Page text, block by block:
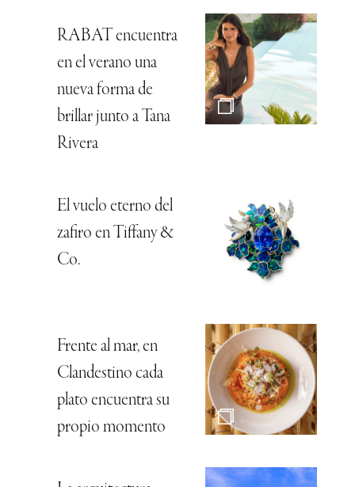
RABAT encuentra
en el verano una
nueva forma de
brillar junto a Tana
Rivera
El vuelo eterno del
zafiro en Tiffany &
Co.
Frente al mar, en
Clandestino cada
plato encuentra su
propio momento